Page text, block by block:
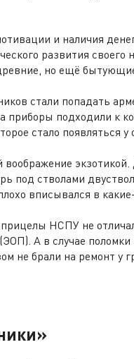
и наличия
развития своего
но ещё
стали попадать
подходили к
стало появляться у
под стволами
вписывался в
НСПУ не
А в случае
не брали на ремонт у